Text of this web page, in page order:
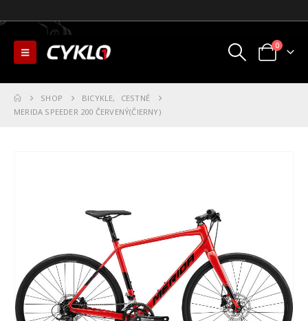
0
SHOP BICYKLE,
CESTNÉ
MERIDA SPEEDER 200 ČERVENÝ(ČIERNY)